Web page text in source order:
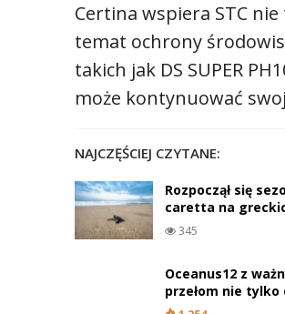
Certina wspiera STC
temat ochrony
takich jak DS SUPER
może kontynuować
NAJCZĘŚCIEJ CZYTANE:
Rozpoczął się
caretta na
345
Oceanus12 z
przełom nie tylko